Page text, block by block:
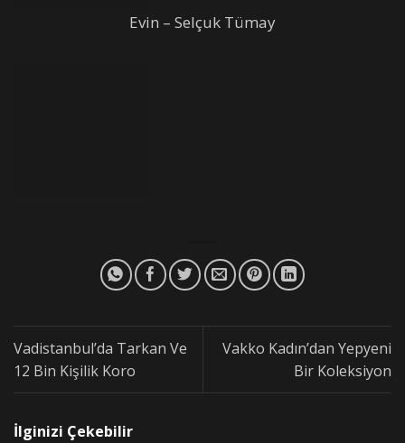
Evin – Selçuk Tümay
Vadistanbul’da Tarkan Ve
12 Bin Kişilik Koro
Vakko Kadın’dan Yepyeni
Bir Koleksiyon
İlginizi Çekebilir